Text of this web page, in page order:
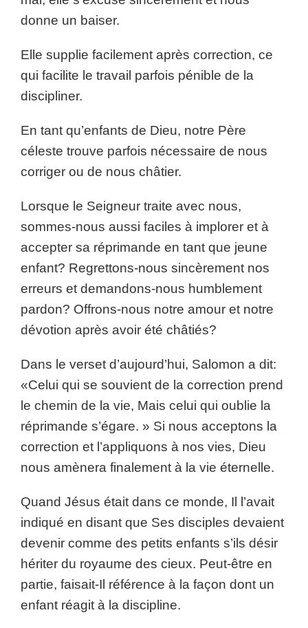
donne un baiser.
Elle supplie facilement après correction, ce
qui facilite le travail parfois pénible de la
discipliner.
En tant qu’enfants de Dieu, notre Père
céleste trouve parfois nécessaire de nous
corriger ou de nous châtier.
Lorsque le Seigneur traite avec nous,
sommes-nous aussi faciles à implorer et à
accepter sa réprimande en tant que jeune
enfant? Regrettons-nous sincèrement nos
erreurs et demandons-nous humblement
pardon? Offrons-nous notre amour et notre
dévotion après avoir été châtiés?
Dans le verset d’aujourd’hui, Salomon a dit:
«Celui qui se souvient de la correction prend
le chemin de la vie, Mais celui qui oublie la
réprimande s’égare. » Si nous acceptons la
correction et l’appliquons à nos vies, Dieu
nous amènera finalement à la vie éternelle.
Quand Jésus était dans ce monde, Il l’avait
indiqué en disant que Ses disciples devaient
devenir comme des petits enfants s’ils désir
hériter du royaume des cieux. Peut-être en
partie, faisait-Il référence à la façon dont un
enfant réagit à la discipline.